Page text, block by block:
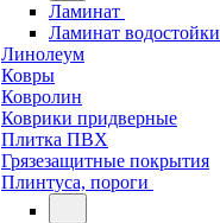
Ламинат
Ламинат
Линолеум
Ковры
Ковролин
Коврики придверные
Плитка ПВХ
Грязезащитные покрытия
Плинтуса, пороги